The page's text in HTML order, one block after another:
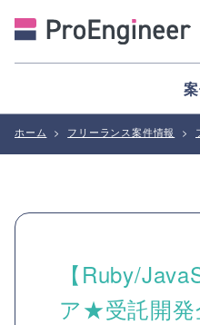
ホーム > フリーランス案件情報 >
【Ruby/
ア★受託開発